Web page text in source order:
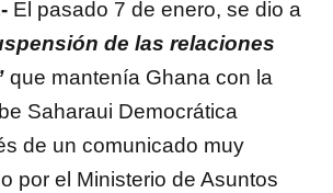
El pasado 7 de enero, se dio a
de las relaciones
que mantenía Ghana con la
Saharaui Democrática
de un comunicado muy
por el Ministerio de Asuntos